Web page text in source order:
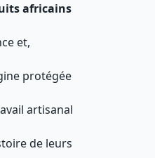
africains
et,
protégée
artisanal
de leurs